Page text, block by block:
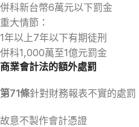
併科新台幣6萬元以下罰金
重大情節：
1年以上7年以下有期徒刑
併科1,000萬至1億元罰金
商業會計法的額外處罰
第71條針對財務報表不實的處罰
故意不製作會計憑證